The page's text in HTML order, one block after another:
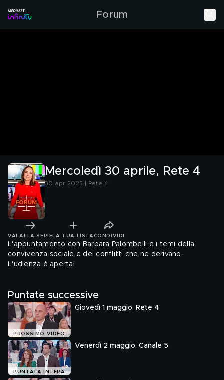
Forum
Mercoledì 30 aprile, Rete 4
30 apr 2025 | Rete 4
VAI ALLA SERIE LA TUA LISTA CONDIVIDI
L'appuntamento con Barbara Palombelli e i temi della
convivenza sociale e dei conflitti che ne derivano.
L'udienza è aperta!
Puntate successive
PROSSIMO VIDEO
Giovedì 1 maggio, Rete 4
PUNTATA INTERA
Venerdì 2 maggio, Canale 5